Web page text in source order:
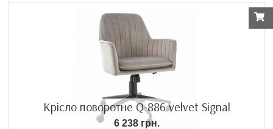
Крісло поворотне Q-886 velvet Signal
6 238 грн.